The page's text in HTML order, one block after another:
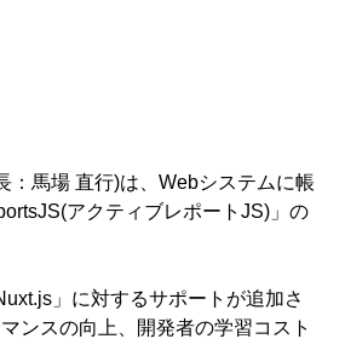
：馬場 直行)は、Webシステムに帳
アクティブレポートJS)」の
」に対するサポートが追加さ
ンスの向上、開発者の学習コスト